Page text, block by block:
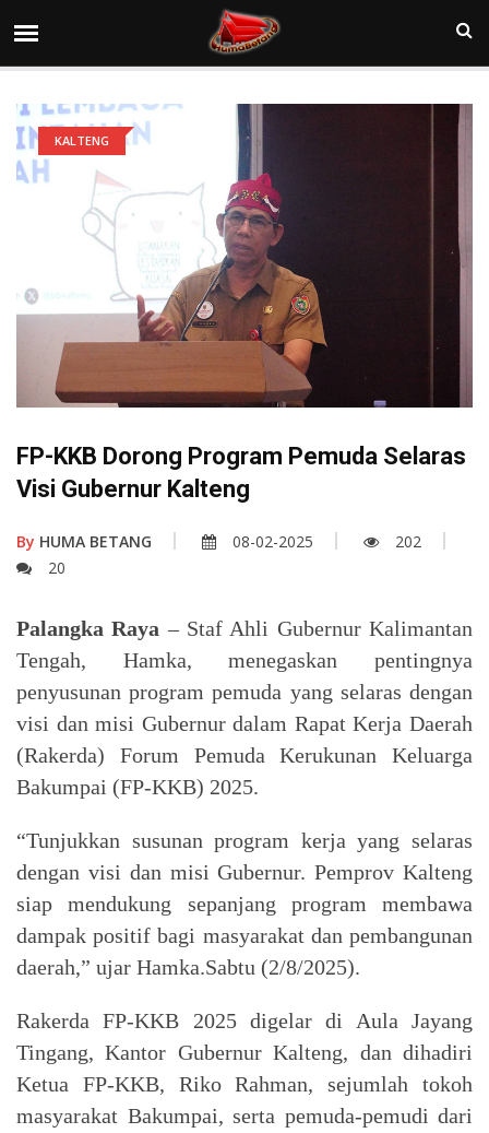
KALTENG
FP-KKB Dorong Program Pemuda Selaras
Visi Gubernur Kalteng
By HUMA BETANG 08-02-2025
202
20
Palangka Raya – Staf Ahli Gubernur Kalimantan
Tengah, Hamka, menegaskan pentingnya
penyusunan program pemuda yang selaras dengan
visi dan misi Gubernur dalam Rapat Kerja Daerah
(Rakerda) Forum Pemuda Kerukunan Keluarga
Bakumpai (FP-KKB) 2025.
“Tunjukkan susunan program kerja yang selaras
dengan visi dan misi Gubernur. Pemprov Kalteng
siap mendukung sepanjang program membawa
dampak positif bagi masyarakat dan pembangunan
daerah,” ujar Hamka.Sabtu (2/8/2025).
Rakerda FP-KKB 2025 digelar di Aula Jayang
Tingang, Kantor Gubernur Kalteng, dan dihadiri
Ketua FP-KKB, Riko Rahman, sejumlah tokoh
masyarakat Bakumpai, serta pemuda-pemudi dari